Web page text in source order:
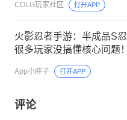
COLG玩家社区 打开APP
火影忍者手游：半成品S忍
很多玩家没搞懂核心问题！
App小胖子 打开APP
评论